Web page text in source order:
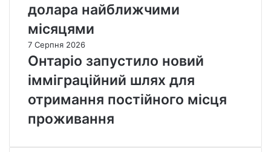
долара найближчими
місяцями
7 Серпня 2026
Онтаріо запустило новий
імміграційний шлях для
отримання постійного місця
проживання